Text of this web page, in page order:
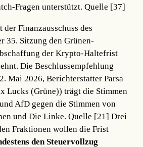
Fragen unterstützt.Quelle [37]
der Finanzausschuss des
35. Sitzung den Grünen-
der Krypto-Haltefrist
Die Beschlussempfehlung
Mai 2026, Berichterstatter Parsa
Lucks (Grüne)) trägt die Stimmen
AfD gegen die Stimmen von
und Die Linke.Quelle [21] Drei
Fraktionen wollen die Frist
den Steuervollzug